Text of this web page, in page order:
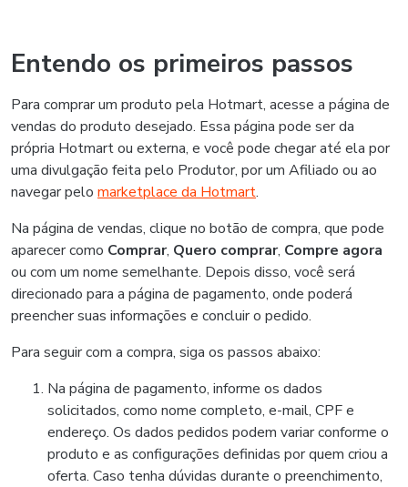
Entendo os primeiros passos
Para comprar um produto pela Hotmart, acesse a página de
vendas do produto desejado. Essa página pode ser da
própria Hotmart ou externa, e você pode chegar até ela por
uma divulgação feita pelo Produtor, por um Afiliado ou ao
navegar pelo marketplace da Hotmart.
Na página de vendas, clique no botão de compra, que pode
aparecer como Comprar, Quero comprar, Compre agora
ou com um nome semelhante. Depois disso, você será
direcionado para a página de pagamento, onde poderá
preencher suas informações e concluir o pedido.
Para seguir com a compra, siga os passos abaixo:
Na página de pagamento, informe os dados
solicitados, como nome completo, e-mail, CPF e
endereço. Os dados pedidos podem variar conforme o
produto e as configurações definidas por quem criou a
oferta. Caso tenha dúvidas durante o preenchimento,